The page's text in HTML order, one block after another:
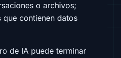
o archivos;
contienen datos
de IA puede terminar